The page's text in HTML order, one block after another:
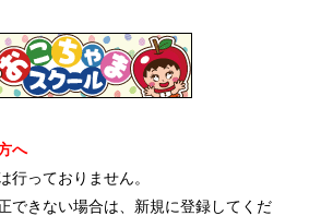
へ
行っておりません。
できない場合は、新規に登録してくだ